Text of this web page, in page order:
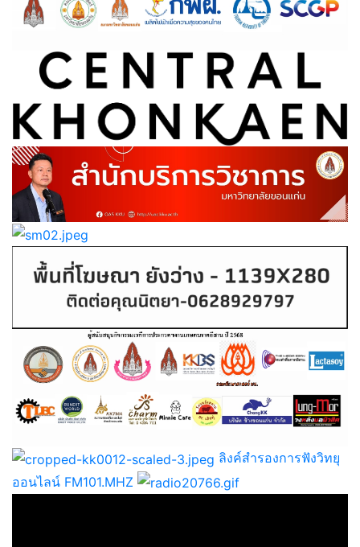
ลิงค์สำรองการฟังวิทยุ
ออนไลน์ FM101.MHZ